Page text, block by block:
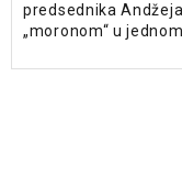
predsednika
„moronom“ u